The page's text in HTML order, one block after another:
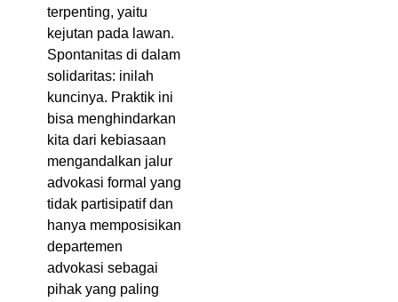
terpenting, yaitu
kejutan pada lawan.
Spontanitas di dalam
solidaritas: inilah
kuncinya. Praktik ini
bisa menghindarkan
kita dari kebiasaan
mengandalkan jalur
advokasi formal yang
tidak partisipatif dan
hanya memposisikan
departemen
advokasi sebagai
pihak yang paling